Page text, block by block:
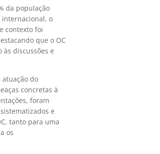
da população
o
contexto foi
que o OC
discussões e
atuação do
concretas à
foram
e
tanto para uma
os